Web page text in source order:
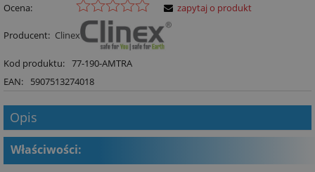
Ocena:
Producent: Clinex
Kod produktu: 77-190-AMTRA
EAN:
5907513274018
zapytaj o produkt
Opis
Właściwości: